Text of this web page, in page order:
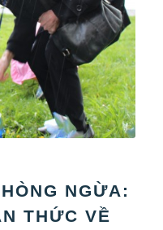
NGỪA:
THỨC VỀ